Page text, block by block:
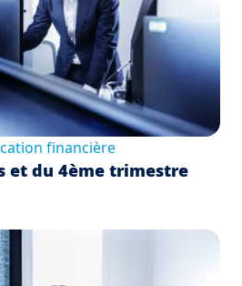
financière
et du 4ème trimestre